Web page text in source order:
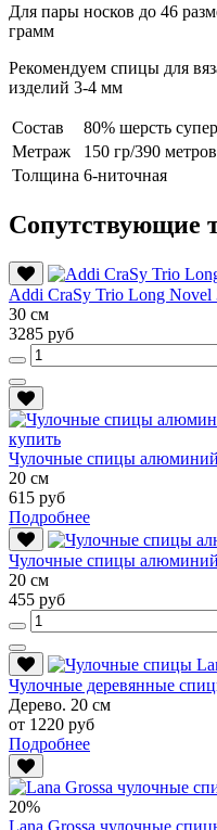
Для пары носков до 46
грамм
Рекомендуем спицы для
изделий 3-4 мм
Состав
80% шерсть
Метраж
150 гр/390 метров
Толщина 6-ниточная
Сопутствующие
Addi CraSy Trio Long Novel
30 см
3285 руб
Чулочные спицы
20 см
615 руб
Подробнее
Чулочные спицы алюминий
20 см
455 руб
Чулочные деревянные
Дерево. 20 см
от 1220 руб
Подробнее
20%
Lana Grossa чулочные